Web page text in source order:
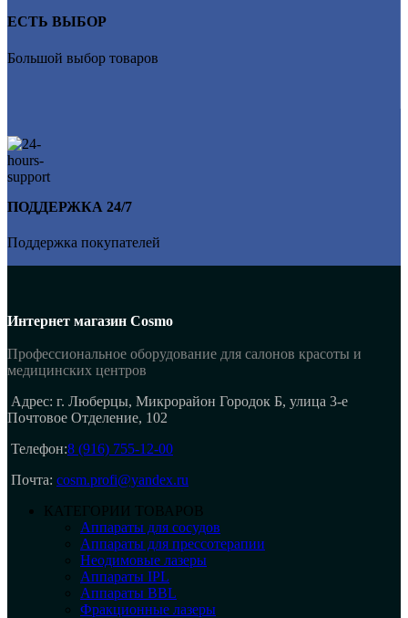
ЕСТЬ ВЫБОР
Большой выбор товаров
ПОДДЕРЖКА 24/7
Поддержка покупателей
Интернет магазин Cosmo
Профессиональное оборудование для салонов красоты и
медицинских центров
Адрес: г. Люберцы, Микрорайон Городок Б, улица 3-е
Почтовое Отделение, 102
Телефон:8 (916) 755-12-00
Почта: cosm.profi@yandex.ru
КАТЕГОРИИ ТОВАРОВ
Аппараты для сосудов
Аппараты для прессотерапии
Неодимовые лазеры
Аппараты IPL
Аппараты BBL
Фракционные лазеры